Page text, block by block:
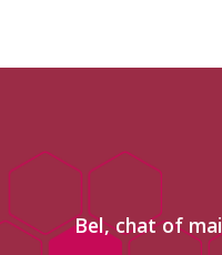
Bel, chat of